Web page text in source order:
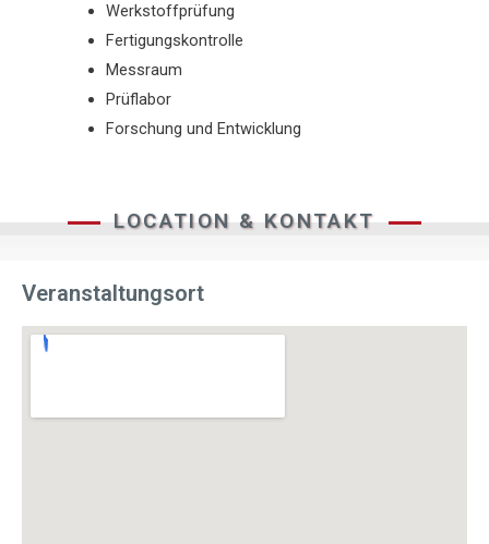
Werkstoffprüfung
Fertigungskontrolle
Messraum
Prüflabor
Forschung und Entwicklung
LOCATION & KONTAKT
Veranstaltungsort